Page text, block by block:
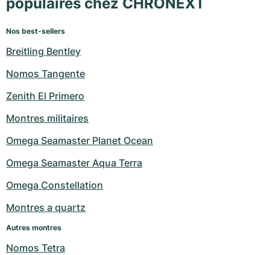
Nos best-sellers
Breitling Bentley
Nomos Tangente
Zenith El Primero
Montres militaires
Omega Seamaster Planet Ocean
Omega Seamaster Aqua Terra
Omega Constellation
Montres a quartz
Autres montres
Nomos Tetra